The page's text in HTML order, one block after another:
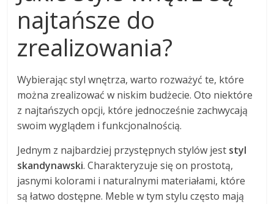
najtańsze do
zrealizowania?
Wybierając styl wnętrza, warto rozważyć te, które
można zrealizować w niskim budżecie. Oto niektóre
z najtańszych opcji, które jednocześnie zachwycają
swoim wyglądem i funkcjonalnością.
Jednym z najbardziej przystępnych stylów jest styl
skandynawski. Charakteryzuje się on prostotą,
jasnymi kolorami i naturalnymi materiałami, które
są łatwo dostępne. Meble w tym stylu często mają